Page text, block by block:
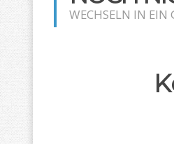
WECHSELN IN EIN